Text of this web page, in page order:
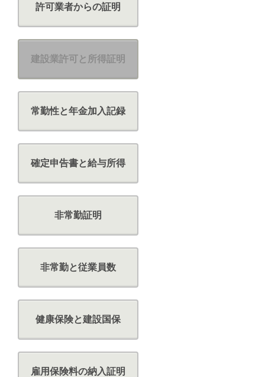
許可業者からの証明
建設業許可と所得証明
常勤性と年金加入記録
確定申告書と給与所得
非常勤証明
非常勤と従業員数
健康保険と建設国保
雇用保険料の納入証明